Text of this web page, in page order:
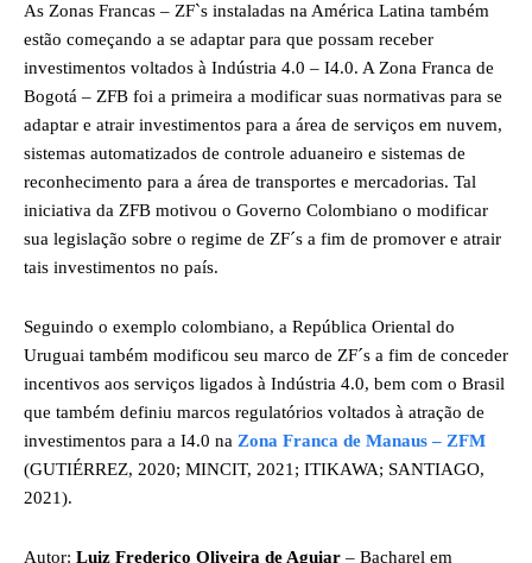
As Zonas Francas – ZF`s instaladas na América Latina também
estão começando a se adaptar para que possam receber
investimentos voltados à Indústria 4.0 – I4.0. A Zona Franca de
Bogotá – ZFB foi a primeira a modificar suas normativas para se
adaptar e atrair investimentos para a área de serviços em nuvem,
sistemas automatizados de controle aduaneiro e sistemas de
reconhecimento para a área de transportes e mercadorias. Tal
iniciativa da ZFB motivou o Governo Colombiano o modificar
sua legislação sobre o regime de ZF´s a fim de promover e atrair
tais investimentos no país.
Seguindo o exemplo colombiano, a República Oriental do
Uruguai também modificou seu marco de ZF´s a fim de conceder
incentivos aos serviços ligados à Indústria 4.0, bem com o Brasil
que também definiu marcos regulatórios voltados à atração de
investimentos para a I4.0 na Zona Franca de Manaus – ZFM
(GUTIÉRREZ, 2020; MINCIT, 2021; ITIKAWA; SANTIAGO,
2021).
Autor: Luiz Frederico Oliveira de Aguiar – Bacharel em